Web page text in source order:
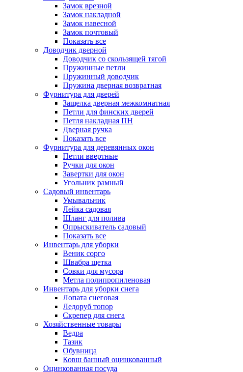
Замок врезной
Замок накладной
Замок навесной
Замок почтовый
Показать все
Доводчик дверной
Доводчик со скользящей тягой
Пружинные петли
Пружинный доводчик
Пружина дверная возвратная
Фурнитура для дверей
Защелка дверная межкомнатная
Петли для финских дверей
Петля накладная ПН
Дверная ручка
Показать все
Фурнитура для деревянных окон
Петли ввертные
Ручки для окон
Завертки для окон
Угольник рамный
Садовый инвентарь
Умывальник
Лейка садовая
Шланг для полива
Опрыскиватель садовый
Показать все
Инвентарь для уборки
Веник сорго
Швабра щетка
Совки для мусора
Метла полипропиленовая
Инвентарь для уборки снега
Лопата снеговая
Ледоруб топор
Скрепер для снега
Хозяйственные товары
Ведра
Тазик
Обувница
Ковш банный оцинкованный
Оцинкованная посуда